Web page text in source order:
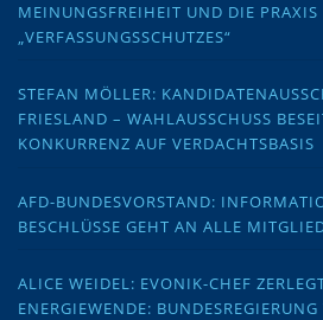
MEINUNGSFREIHEIT UND DIE PRAXIS
„VERFASSUNGSSCHUTZES“
STEFAN MÖLLER:
FRIESLAND – WAHLAUSSCHUSS
KONKURRENZ AUF VERDACHTSBASIS
AFD-BUNDESVORSTAND:
BESCHLÜSSE GEHT AN ALLE
ALICE WEIDEL: EVONIK-CHEF
ENERGIEWENDE: BUNDESREGIERUNG